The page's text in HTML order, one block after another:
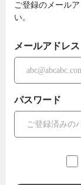
ご登録のメール
い。
メールアドレス
パスワード